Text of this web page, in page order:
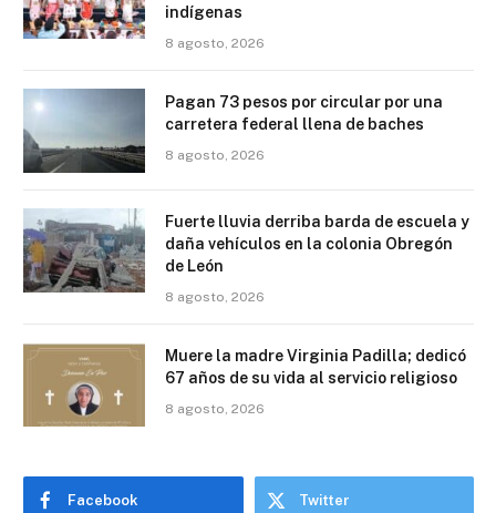
indígenas
8 agosto, 2026
Pagan 73 pesos por circular por una
carretera federal llena de baches
8 agosto, 2026
Fuerte lluvia derriba barda de escuela y
daña vehículos en la colonia Obregón
de León
8 agosto, 2026
Muere la madre Virginia Padilla; dedicó
67 años de su vida al servicio religioso
8 agosto, 2026
Facebook Twitter